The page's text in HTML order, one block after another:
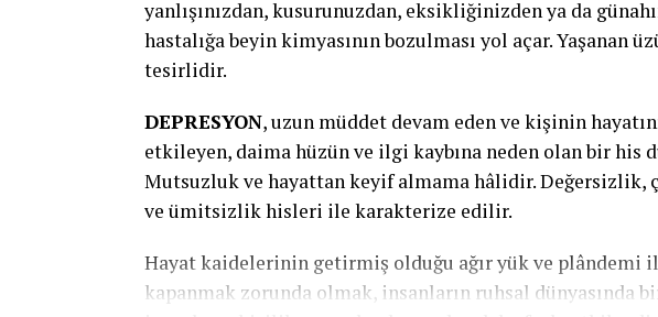
birlikte gözden geçirilebilir.
yanlışınızdan, kusurunuzdan, eksikliğinizden ya da
hastalığa beyin kimyasının bozulması yol açar. Yaşanan
tesirlidir.
DEPRESYON, uzun müddet devam eden ve kişinin
etkileyen, daima hüzün ve ilgi kaybına neden olan bir his
Mutsuzluk ve hayattan keyif almama hâlidir. Değersizlik,
ve ümitsizlik hisleri ile karakterize edilir.
Hayat kaidelerinin getirmiş olduğu ağır yük ve
kapanmak zorunda olmak, insanların ruhsal dünyasında